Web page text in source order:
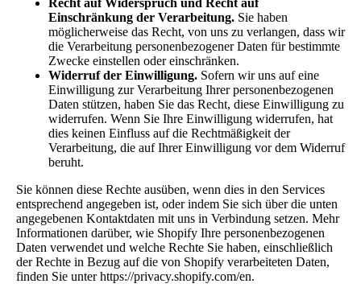
Recht auf Widerspruch und Recht auf
Einschränkung der Verarbeitung. Sie haben
möglicherweise das Recht, von uns zu verlangen, dass wir
die Verarbeitung personenbezogener Daten für bestimmte
Zwecke einstellen oder einschränken.
Widerruf der Einwilligung. Sofern wir uns auf eine
Einwilligung zur Verarbeitung Ihrer personenbezogenen
Daten stützen, haben Sie das Recht, diese Einwilligung zu
widerrufen. Wenn Sie Ihre Einwilligung widerrufen, hat
dies keinen Einfluss auf die Rechtmäßigkeit der
Verarbeitung, die auf Ihrer Einwilligung vor dem Widerruf
beruht.
Sie können diese Rechte ausüben, wenn dies in den Services
entsprechend angegeben ist, oder indem Sie sich über die unten
angegebenen Kontaktdaten mit uns in Verbindung setzen. Mehr
Informationen darüber, wie Shopify Ihre personenbezogenen
Daten verwendet und welche Rechte Sie haben, einschließlich
der Rechte in Bezug auf die von Shopify verarbeiteten Daten,
finden Sie unter https://privacy.shopify.com/en.